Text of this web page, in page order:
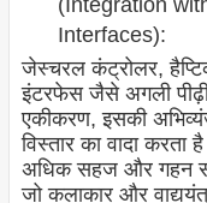
Interfaces):
जेस्चरल कंट्रोलर,
इंटरफेस जैसे अगली
एकीकरण, इसकी
विस्तार का वादा करता
अधिक सहज और गहन
जो कलाकार और